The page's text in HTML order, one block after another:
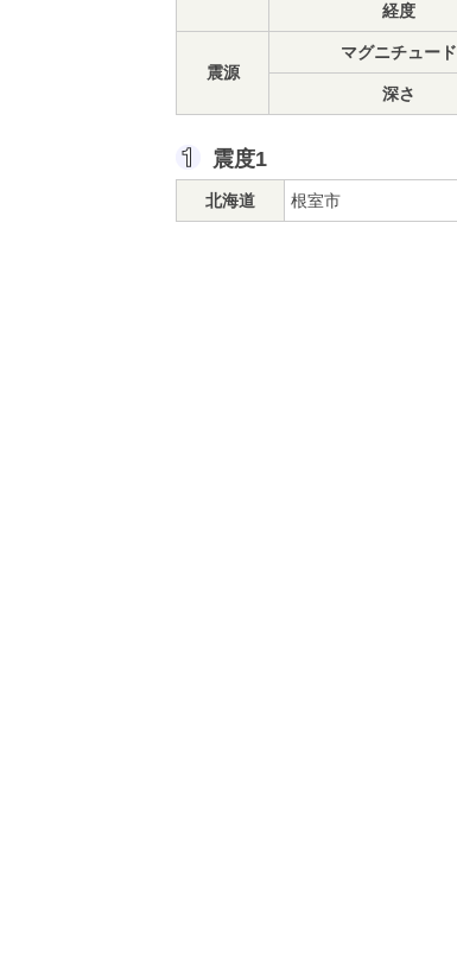
経度
震源
マグニチュード
深さ
震度1
北海道 根室市